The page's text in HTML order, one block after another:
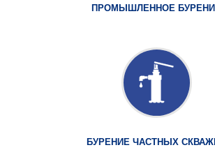
ПРОМЫШЛЕННОЕ
БУРЕНИЕ ЧАСТНЫХ